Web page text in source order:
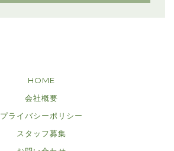
HOME
会社概要
プライバシーポリシー
スタッフ募集